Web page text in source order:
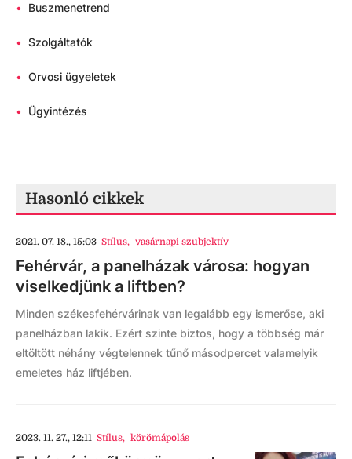
• Buszmenetrend
• Szolgáltatók
• Orvosi ügyeletek
• Ügyintézés
Hasonló cikkek
2021. 07. 18., 15:03 Stílus, vasárnapi szubjektív
Fehérvár, a panelházak városa: hogyan
viselkedjünk a liftben?
Minden székesfehérvárinak van legalább egy ismerőse, aki
panelházban lakik. Ezért szinte biztos, hogy a többség már
eltöltött néhány végtelennek tűnő másodpercet valamelyik
emeletes ház liftjében.
2023. 11. 27., 12:11 Stílus, körömápolás